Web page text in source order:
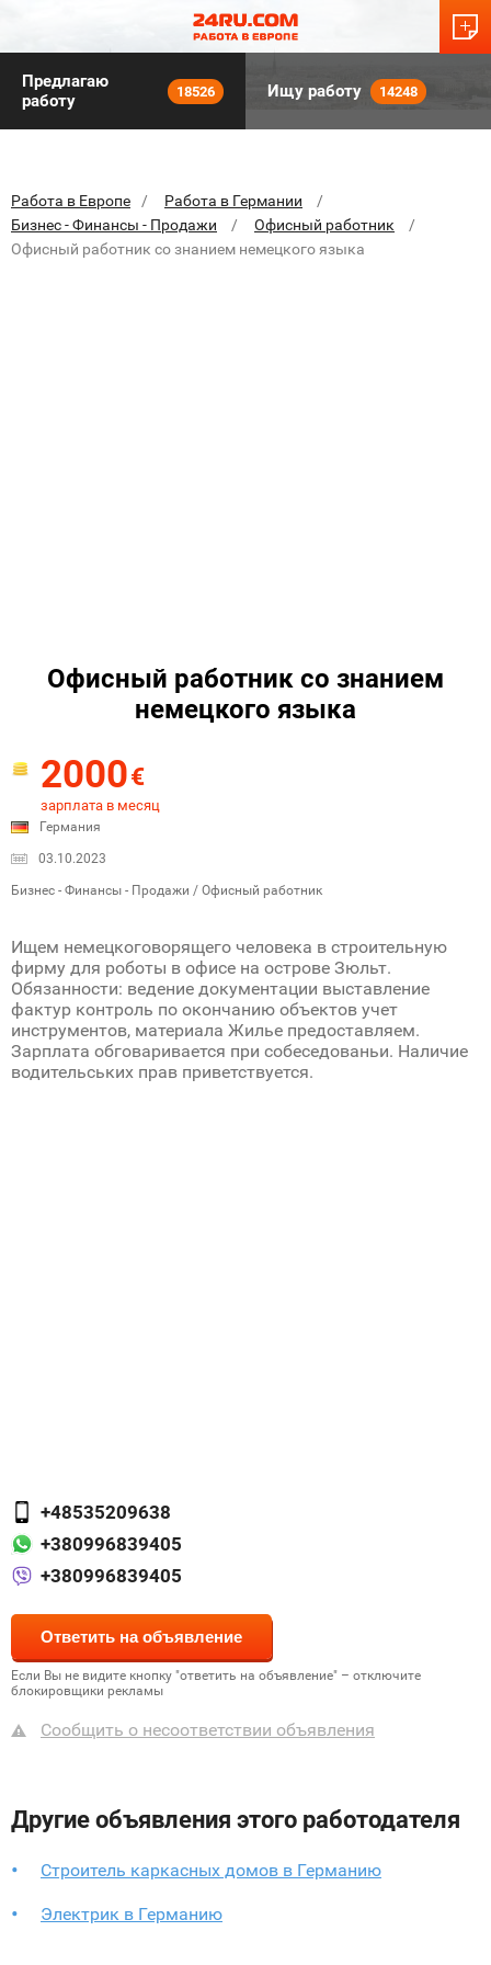
Предлагаю
работу
18526 Ищу работу 14248
Работа в Европе
Работа в Германии
Бизнес - Финансы - Продажи
Офисный работник
Офисный работник со знанием немецкого языка
Офисный работник со знанием
немецкого языка
2000€
зарплата в месяц
Германия
03.10.2023
Бизнес - Финансы - Продажи / Офисный работник
Ищем немецкоговорящего человека в строительную
фирму для роботы в офисе на острове Зюльт.
Обязанности: ведение документации выставление
фактур контроль по окончанию объектов учет
инструментов, материала Жилье предоставляем.
Зарплата обговаривается при собеседованьи. Наличие
водительських прав приветствуется.
+48535209638
+380996839405
+380996839405
Если Вы не видите кнопку "ответить на объявление" – отключите
блокировщики рекламы
Сообщить о несоответствии объявления
Другие объявления этого работодателя
Строитель каркасных домов в Германию
Электрик в Германию